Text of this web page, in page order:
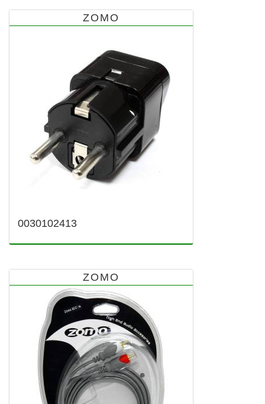
ZOMO
0030102413
ZOMO